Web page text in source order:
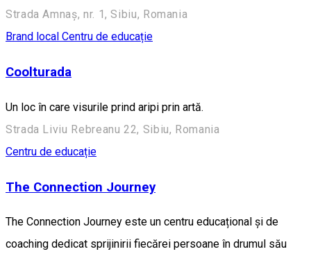
Strada Amnaș, nr. 1, Sibiu, Romania
Brand local Centru de educație
Coolturada
Un loc în care visurile prind aripi prin artă.
Strada Liviu Rebreanu 22, Sibiu, Romania
Centru de educație
The Connection Journey
The Connection Journey este un centru educațional și de
coaching dedicat sprijinirii fiecărei persoane în drumul său